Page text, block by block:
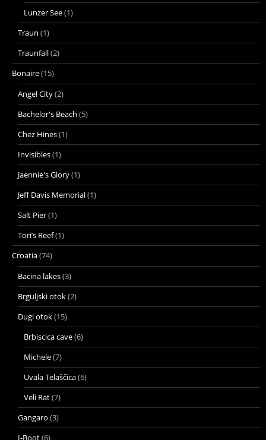
Lunzer See(1)
Traun (1)
Traunfall(2)
Bonaire(15)
Angel City(2)
Bachelor's Beach (5)
Chez Hines(1)
Invisibles(1)
Jaennie's Glory(1)
Jeff Davis Memorial(1)
Salt Pier(1)
Tori’s Reef(1)
Croatia(74)
Bacina lakes(3)
Brguljski otok(2)
Dugi otok(15)
Brbiscica cave(6)
Michele(7)
Uvala Telaščica(6)
Veli Rat(7)
Gangaro (3)
I-Boot(6)